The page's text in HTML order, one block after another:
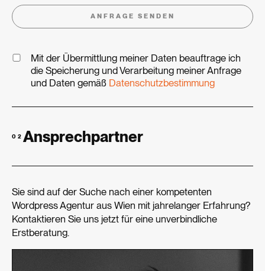
Mit der Übermittlung meiner Daten beauftrage ich
die Speicherung und Verarbeitung meiner Anfrage
und Daten gemäß Datenschutz­bestimmung
ANFRAGE SENDEN
02 Ansprechpartner
Sie sind auf der Suche nach einer kompetenten
Wordpress Agentur aus Wien mit jahrelanger Erfahrung?
Kontaktieren Sie uns jetzt für eine unverbindliche
Erstberatung.